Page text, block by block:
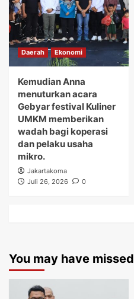
Daerah Ekonomi
Kemudian Anna
menuturkan acara
Gebyar festival Kuliner
UMKM memberikan
wadah bagi koperasi
dan pelaku usaha
mikro.
Jakartakoma
Juli 26, 2026
0
You may have missed